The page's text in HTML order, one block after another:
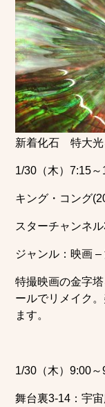
新着化石 特大光
1/30（木）7:15～
キング・コング
スターチャンネル
ジャンル：映画 –
特撮映画の金字
ールでリメイク
ます。
1/30（木）9:00～
舞台裏3-14：宇宙